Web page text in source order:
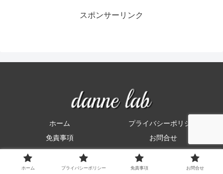
スポンサーリンク
ホーム
プライバシーポリシー
免責事項
お問合せ
© 2022 だんねらぼ.
ホーム プライバシーポリシー 免責事項 お問合せ